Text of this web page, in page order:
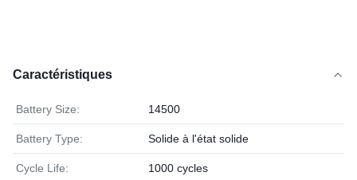
Caractéristiques
Battery Size: 14500
Battery Type: Solide à l'état solide
Cycle Life: 1000 cycles